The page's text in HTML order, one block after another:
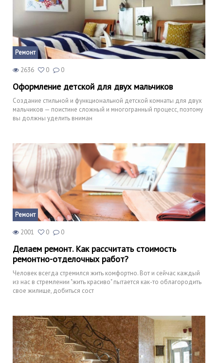
Ремонт
2636 0 0
Оформление детской для двух мальчиков
Создание стильной и функциональной детской комнаты для двух
мальчиков — поистине сложный и многогранный процесс, поэтому
вы должны уделить вниман
Ремонт
2001 0 0
Делаем ремонт. Как рассчитать стоимость
ремонтно-отделочных работ?
Человек всегда стремился жить комфортно. Вот и сейчас каждый
из нас в стремлении "жить красиво" пытается как-то облагородить
свое жилище, добиться сост